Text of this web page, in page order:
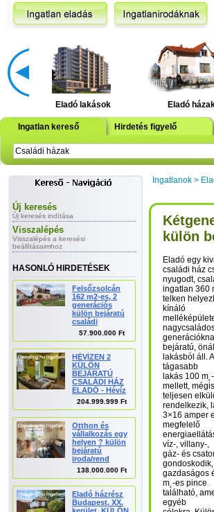
Eladó lakások Eladó
Ingatlan kereső Hirdetés figyelő
Új keresés
Új keresés indítása
Visszalépés
Visszalépés a keresési
beállításaimhoz
HASONLÓ HIRDETÉSEK
Felsőzsolcán
162 m2-es, 2
generációs
külön bejáratú
családi
57.900.000 Ft
HÉVÍZEN 2
KÜLÖN
BEJÁRATÚ
CSALÁDI HÁZ
ELADÓ - Hévíz
204.999.999 Ft
Otthon és
vállalkozás egy
helyen ? külön
bejáratú
iroda/rend
138.000.000 Ft
Eladó házrész
Budapest, XX.
Ingatlanok >
külön
Eladó egy
családi ház
nyugodt,
ingatlan 360
telken
kínáló
bejáratú,
lakásból áll.
tágasabb
lakás 100
mellett, mégis
teljesen
rendelkezik,
3×16 amper
megfelelő
víz-, villany-,
gáz- és
gazdaságos
m˛-es pince
található,
egyéb